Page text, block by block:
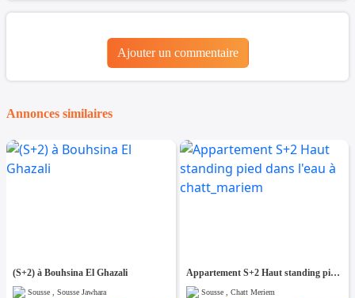
Ajouter un commentaire
Annonces similaires
(S+2) à Bouhsina El Ghazali
Sousse , Sousse Jawhara
Appartement S+2 Haut standing pied dans l'eau à chatt_mariem
Sousse , Chatt Meriem